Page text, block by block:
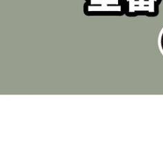
買取価格例一覧
ご利用ガイド